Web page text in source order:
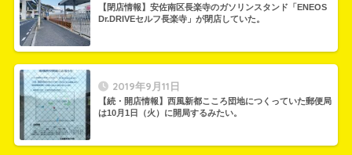
【閉店情報】安佐南区長楽寺のガソリンスタンド「ENEOS
Dr.DRIVEセルフ長楽寺」が閉店していた。
2019年9月11日
【続・開店情報】西風新都こころ団地につくっていた郵便局
は10月1日（火）に開局するみたい。